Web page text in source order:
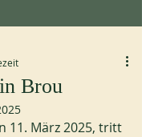
Brou
11. März 2025, tritt